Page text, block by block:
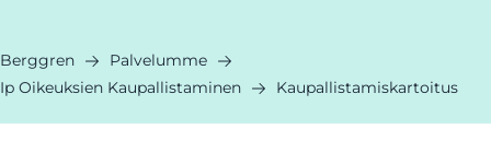
Berggren
Palvelumme
Ip Oikeuksien Kaupallistaminen
Kaupallistamiskartoitus